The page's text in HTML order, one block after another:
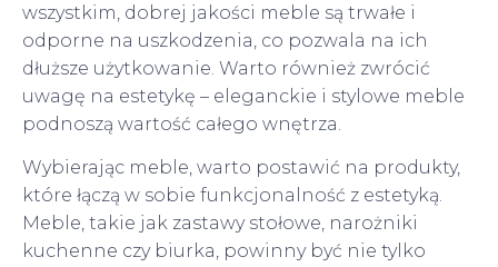
wszystkim, dobrej jakości meble są trwałe i
odporne na uszkodzenia, co pozwala na ich
dłuższe użytkowanie. Warto również zwrócić
uwagę na estetykę – eleganckie i stylowe meble
podnoszą wartość całego wnętrza.
Wybierając meble, warto postawić na produkty,
które łączą w sobie funkcjonalność z estetyką.
Meble, takie jak zastawy stołowe, narożniki
kuchenne czy biurka, powinny być nie tylko